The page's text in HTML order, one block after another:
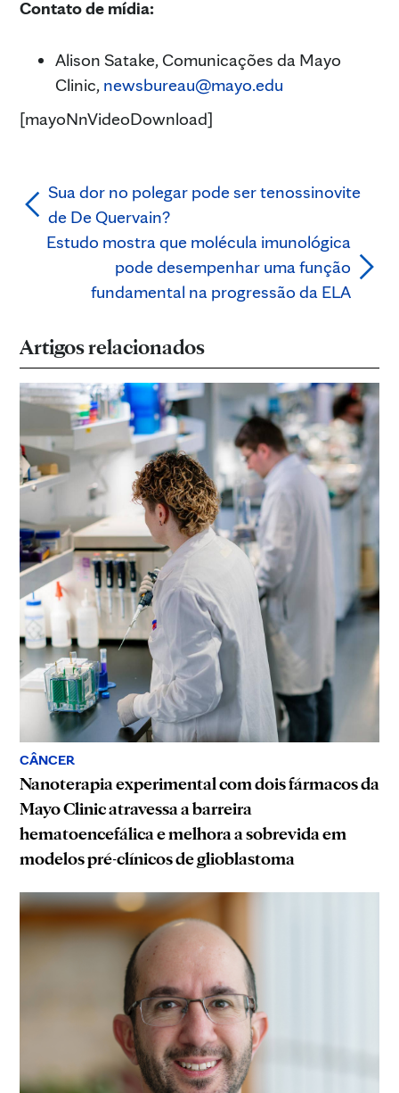
Contato de mídia:
Alison Satake, Comunicações da Mayo
Clinic, newsbureau@mayo.edu
[mayoNnVideoDownload]
Sua dor no polegar pode ser tenossinovite
de De Quervain?
Estudo mostra que molécula imunológica
pode desempenhar uma função
fundamental na progressão da ELA
Artigos relacionados
CÂNCER
Nanoterapia experimental com dois fármacos da
Mayo Clinic atravessa a barreira
hematoencefálica e melhora a sobrevida em
modelos pré-clínicos de glioblastoma